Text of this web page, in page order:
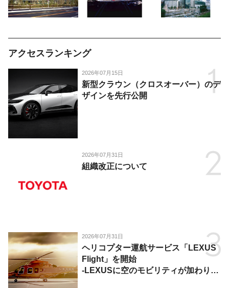
アクセスランキング
2026年07月15日
新型クラウン（クロスオーバー）のデ
ザインを先行公開
2026年07月31日
組織改正について
2026年07月31日
ヘリコプター運航サービス「LEXUS
Flight」を開始
-LEXUSに空のモビリティが加わり、